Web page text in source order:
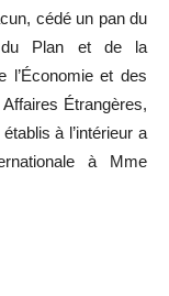
cédé un pan du
du Plan et de la
l’Économie et des
Étrangères,
à l’intérieur a
à Mme